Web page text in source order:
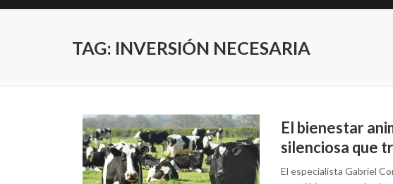
TAG: INVERSIÓN NECESARIA
El bienestar
silenciosa que
El especialista Gabriel